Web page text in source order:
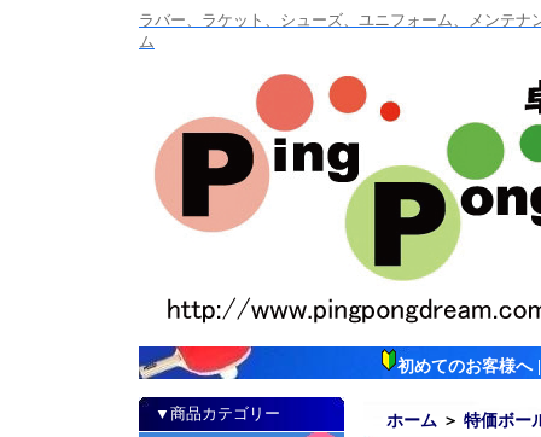
ラバー、ラケット、シューズ、ユニフォーム、メンテ
ム
初めてのお客様へ
▼商品カテゴリー ホーム ＞ 特価ボー